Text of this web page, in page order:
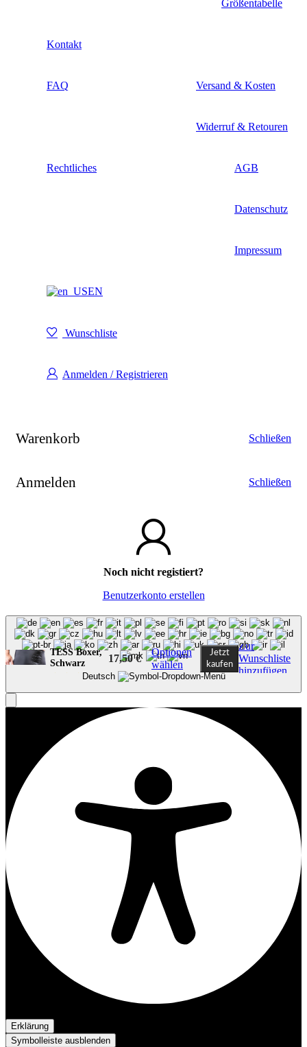
Größentabelle
Kontakt
FAQ Versand & Kosten
Widerruf & Retouren
Rechtliches AGB
Datenschutz
Impressum
EN
Wunschliste
Anmelden / Registrieren
Warenkorb Schließen
Anmelden Schließen
Noch nicht registiert?
Benutzerkonto erstellen
TESS Boxer,
Schwarz
17,50€
Optionen
wählen
Jetzt
kaufen
Zur
Wunschliste
hinzufügen
Deutsch
Erklärung
Symbolleiste ausblenden